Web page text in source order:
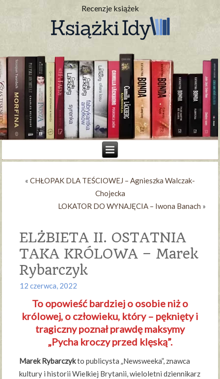
Recenzje książek
« CHŁOPAK DLA TEŚCIOWEJ – Agnieszka Walczak-
Chojecka
LOKATOR DO WYNAJĘCIA – Iwona Banach »
ELŻBIETA II. OSTATNIA
TAKA KRÓLOWA – Marek
Rybarczyk
12 czerwca, 2022
To opowieść bardziej o osobie niż o
królowej, o człowieku, który – pęknięty i
tragiczny poznał prawdę maksymy
„Pycha kroczy przed klęską”.
Marek Rybarczykto publicysta „Newsweeka”, znawca
kultury i historii Wielkiej Brytanii, wieloletni dziennikarz